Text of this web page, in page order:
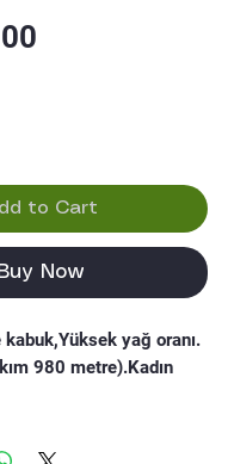
to Cart
Buy Now
yağ oranı.
980 metre).Kadın